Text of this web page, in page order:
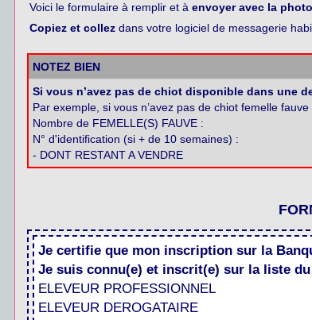
Voici le formulaire à remplir et à envoyer avec la photo
Copiez et collez dans votre logiciel de messagerie
NOTEZ BIEN
Si vous n’avez pas de chiot disponible dans une
Par exemple, si vous n’avez pas de chiot femelle
Nombre de FEMELLE(S) FAUVE :
N° d'identification (si + de 10 semaines) :
- DONT RESTANT A VENDRE
Je certifie que mon inscription sur la
Je suis connu(e) et inscrit(e) sur la liste du
ELEVEUR PROFESSIONNEL
ELEVEUR DEROGATAIRE